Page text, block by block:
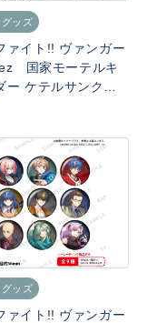
ッズ
ァイト!! ヴァンガー
国家モーテルキ
ー ケテルサンクチ
ッズ
ァイト!! ヴァンガー